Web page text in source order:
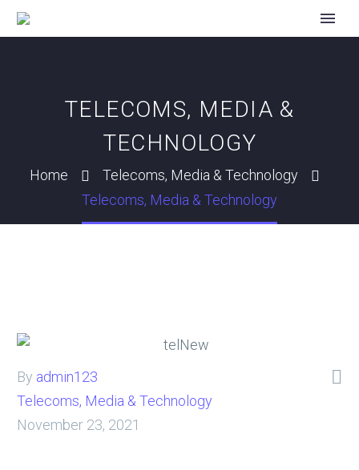
TELECOMS, MEDIA &
TECHNOLOGY
Home
Telecoms, Media & Technology
Telecoms, Media & Technology

By admin123
Telecoms, Media & Technology
November 23, 2021